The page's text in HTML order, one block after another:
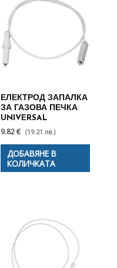
ЕЛЕКТРОД ЗАПАЛКА
ЗА ГАЗОВА ПЕЧКА
UNIVERSAL
9.82 € (19.21 лв.)
ДОБАВЯНЕ В
КОЛИЧКАТА